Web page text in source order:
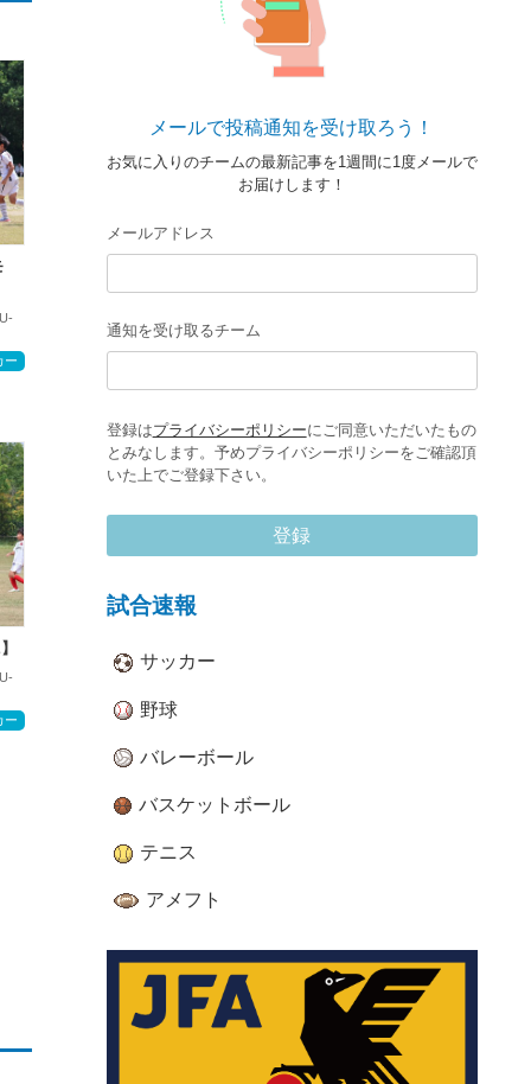
ー
ー
メールで投稿通知を受け取ろう！
お気に入りのチームの最新記事を1週間に1度メールで
お届けします！
メールアドレス
通知を受け取るチーム
登録はプライバシーポリシーにご同意いただいたもの
とみなします。予めプライバシーポリシーをご確認頂
いた上でご登録下さい。
登録
試合速報
サッカー
野球
バレーボール
バスケットボール
テニス
アメフト